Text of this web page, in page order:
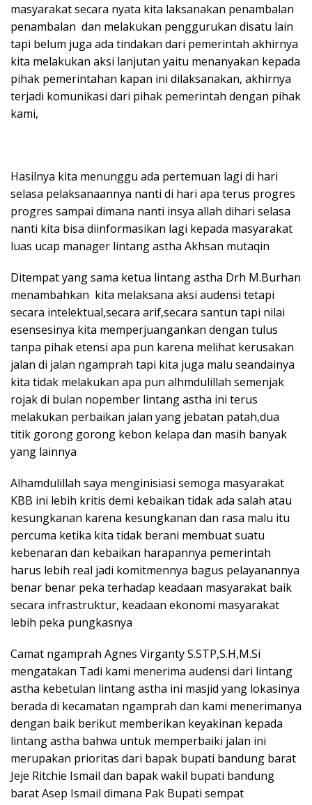
masyarakat secara nyata kita laksanakan penambalan
penambalan dan melakukan penggurukan disatu lain
tapi belum juga ada tindakan dari pemerintah akhirnya
kita melakukan aksi lanjutan yaitu menanyakan kepada
pihak pemerintahan kapan ini dilaksanakan, akhirnya
terjadi komunikasi dari pihak pemerintah dengan pihak
kami,
Hasilnya kita menunggu ada pertemuan lagi di hari
selasa pelaksanaannya nanti di hari apa terus progres
progres sampai dimana nanti insya allah dihari selasa
nanti kita bisa diinformasikan lagi kepada masyarakat
luas ucap manager lintang astha Akhsan mutaqin
Ditempat yang sama ketua lintang astha Drh M.Burhan
menambahkan kita melaksana aksi audensi tetapi
secara intelektual,secara arif,secara santun tapi nilai
esensesinya kita memperjuangankan dengan tulus
tanpa pihak etensi apa pun karena melihat kerusakan
jalan di jalan ngamprah tapi kita juga malu seandainya
kita tidak melakukan apa pun alhmdulillah semenjak
rojak di bulan nopember lintang astha ini terus
melakukan perbaikan jalan yang jebatan patah,dua
titik gorong gorong kebon kelapa dan masih banyak
yang lainnya
Alhamdulillah saya menginisiasi semoga masyarakat
KBB ini lebih kritis demi kebaikan tidak ada salah atau
kesungkanan karena kesungkanan dan rasa malu itu
percuma ketika kita tidak berani membuat suatu
kebenaran dan kebaikan harapannya pemerintah
harus lebih real jadi komitmennya bagus pelayanannya
benar benar peka terhadap keadaan masyarakat baik
secara infrastruktur, keadaan ekonomi masyarakat
lebih peka pungkasnya
Camat ngamprah Agnes Virganty S.STP,S.H,M.Si
mengatakan Tadi kami menerima audensi dari lintang
astha kebetulan lintang astha ini masjid yang lokasinya
berada di kecamatan ngamprah dan kami menerimanya
dengan baik berikut memberikan keyakinan kepada
lintang astha bahwa untuk memperbaiki jalan ini
merupakan prioritas dari bapak bupati bandung barat
Jeje Ritchie Ismail dan bapak wakil bupati bandung
barat Asep Ismail dimana Pak Bupati sempat